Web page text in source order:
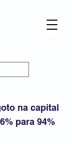
na capital
para 94%